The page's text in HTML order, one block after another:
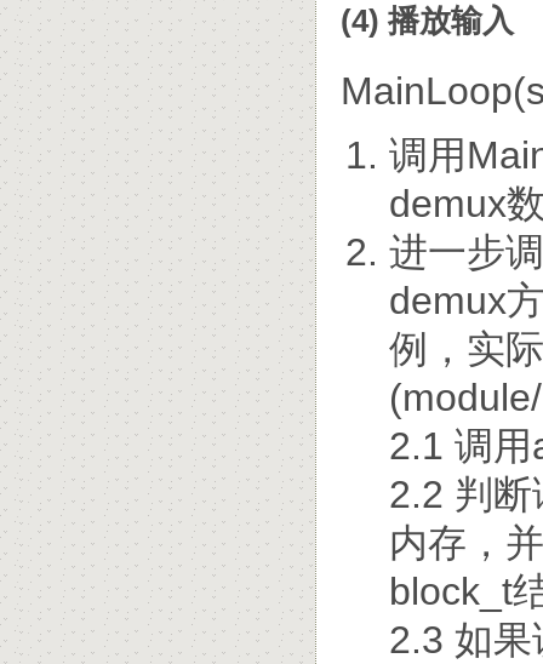
(4) 播放输入
调用
demux
进一步
demux
例，实
2.1 调
2.2 判
内存，
block_t
2.3 如